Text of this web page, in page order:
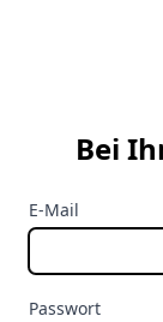
Bei
E-Mail
Passwort